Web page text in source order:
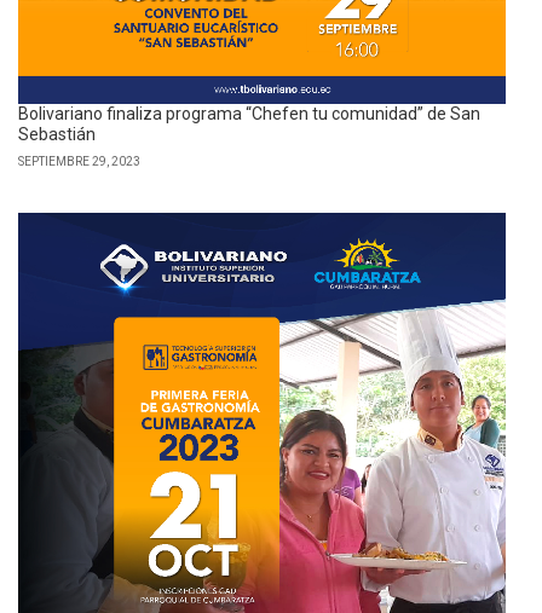
Bolivariano finaliza programa “Chefen tu comunidad” de San
Sebastián
SEPTIEMBRE 29, 2023